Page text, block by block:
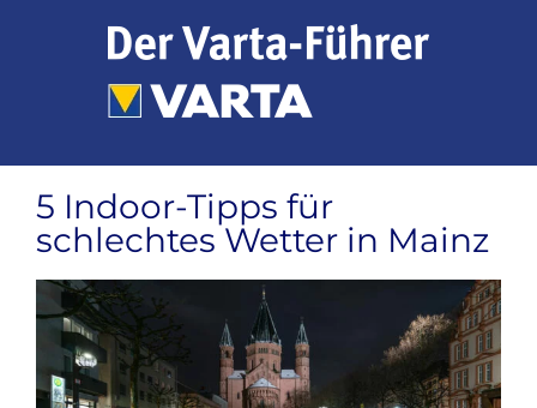
5 Indoor-Tipps für
schlechtes Wetter in Mainz
Zeige
grösseres
Bild